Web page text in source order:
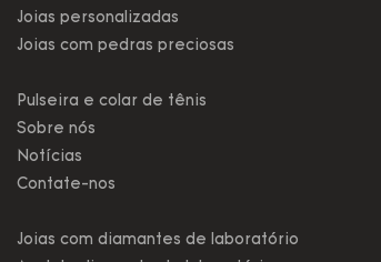
Joias personalizadas
Joias com pedras preciosas
Pulseira e colar de tênis
Sobre nós
Notícias
Contate-nos
Joias com diamantes de laboratório